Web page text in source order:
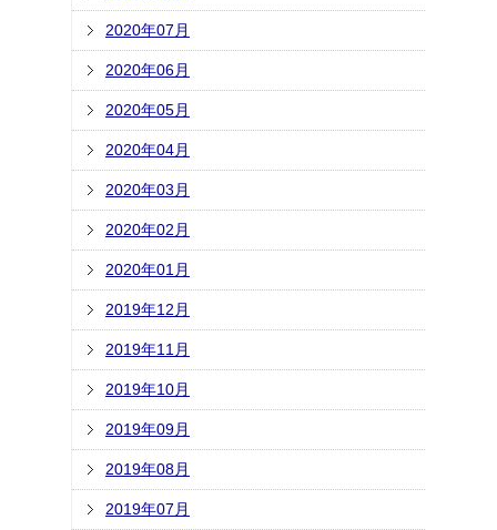
2020年07月
2020年06月
2020年05月
2020年04月
2020年03月
2020年02月
2020年01月
2019年12月
2019年11月
2019年10月
2019年09月
2019年08月
2019年07月